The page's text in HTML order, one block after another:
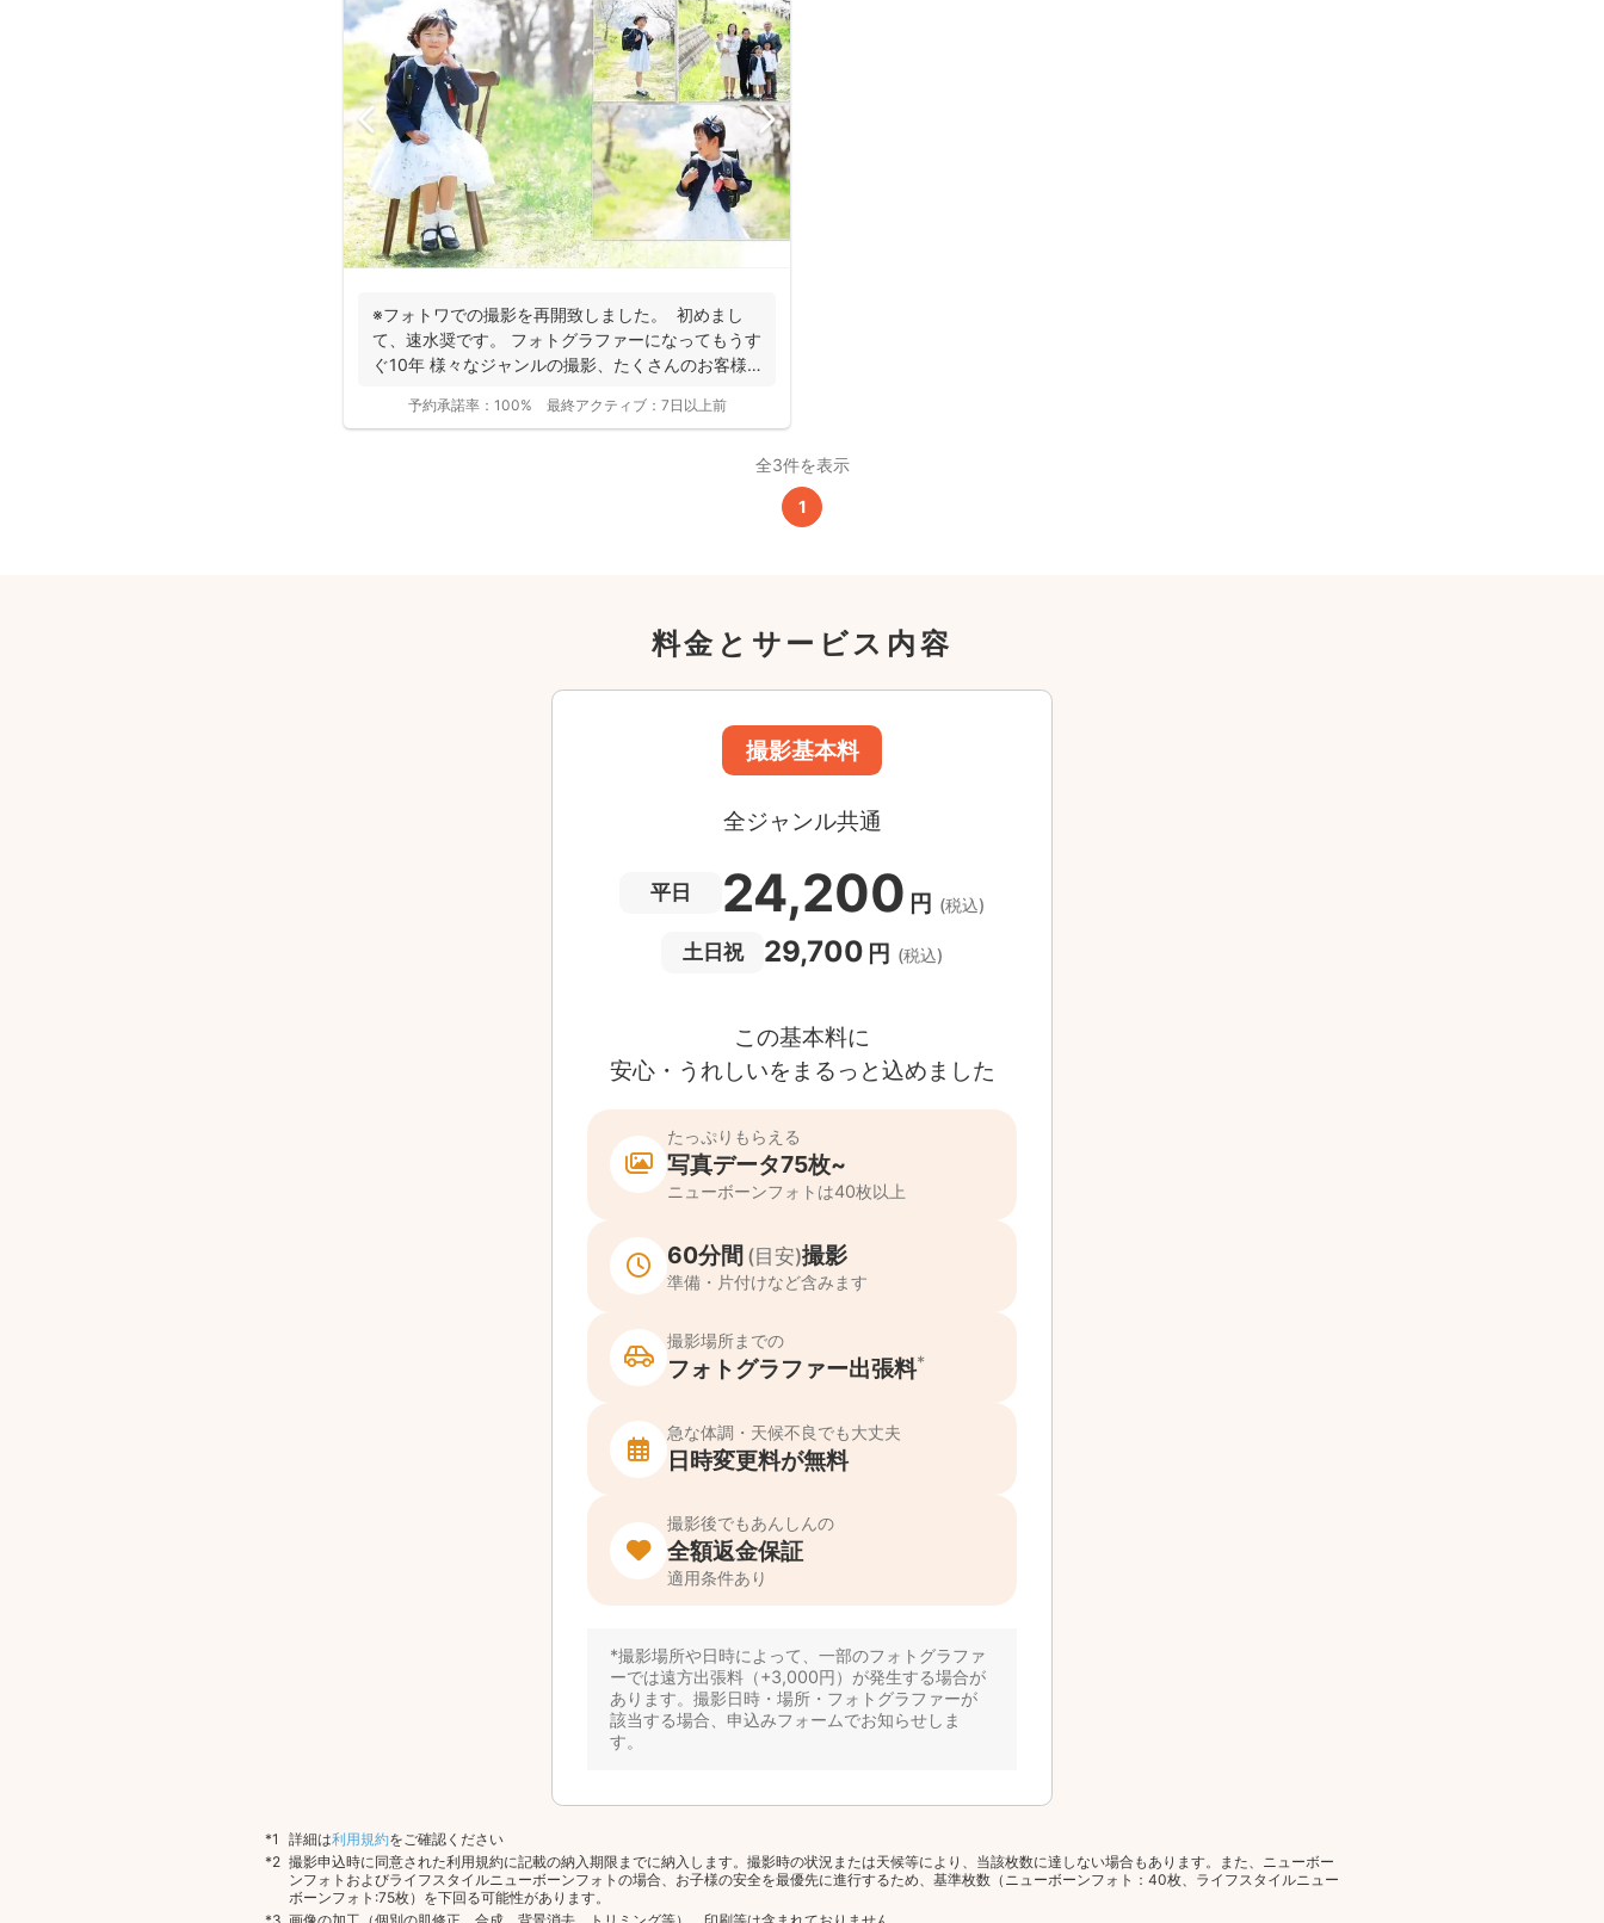
※フォトワでの撮影を再開致しました。 初めまし
て、速水奨です。 フォトグラファーになってもうす
ぐ10年 様々なジャンルの撮影、たくさんのお客様
予約承諾率： 100% 最終アクティブ： 7日以上前
全3件を表示
1
料金とサービス内容
撮影基本料
平日 24,200
土日祝 29,700円
安心・うれしいをまるっと込めました
(目安)撮影
フォトグラファー出張料*
全額返金保証
あります。撮影日時・場所・フォトグラファーが
該当する場合、申込みフォームでお知らせしま
詳細は利用規約をご確認ください
撮影申込時に同意された利用規約に記載の納入期限までに納入します。撮影時の状況または天候等により、当該枚数に達しない場合もあります。また、ニューボー
ンフォトおよびライフスタイルニューボーンフォトの場合、お子様の安全を最優先に進行するため、基準枚数（ニューボーンフォト：40枚、ライフスタイルニュー
ボーンフォト:75枚）を下回る可能性があります。